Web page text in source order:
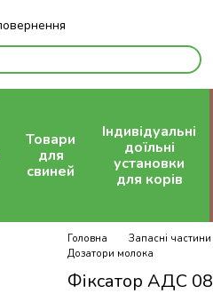
Товари
для
свиней
Індивідуальні
доїльні
установки
для корів
Головна
Запасні частини
Дозатори молока
Фіксатор АДС